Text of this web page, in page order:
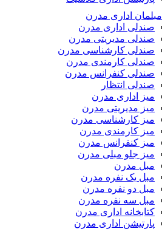
مبلمان اداری مدرن
صندلی اداری مدرن
صندلی مدیریتی مدرن
صندلی کارشناسی مدرن
صندلی کارمندی مدرن
صندلی کنفرانس مدرن
صندلی انتظار
میز اداری مدرن
میز مدیریتی مدرن
میز کارشناسی مدرن
میز کارمندی مدرن
میز کنفرانس مدرن
میز جلو مبلی مدرن
مبل مدرن
مبل یک نفره مدرن
مبل دو نفره مدرن
مبل سه نفره مدرن
کتابخانه اداری مدرن
پارتیشن اداری مدرن